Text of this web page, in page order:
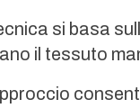
si basa
il tessuto